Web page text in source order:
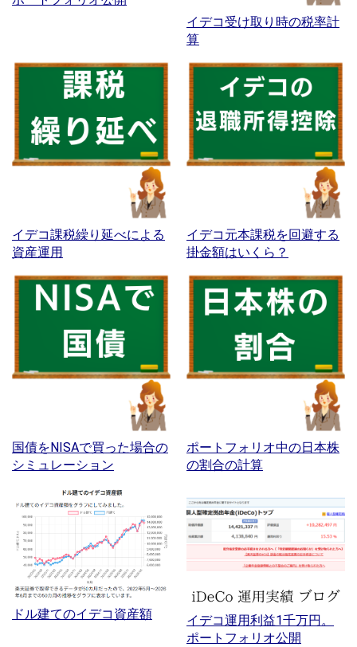
イデコ受け取り時の税率計
算
イデコ課税繰り延べによる
資産運用
イデコ元本課税を回避する
掛金額はいくら？
国債をNISAで買った場合の
シミュレーション
ポートフォリオ中の日本株
の割合の計算
ドル建てのイデコ資産額
イデコ運用利益1千万円。
ポートフォリオ公開